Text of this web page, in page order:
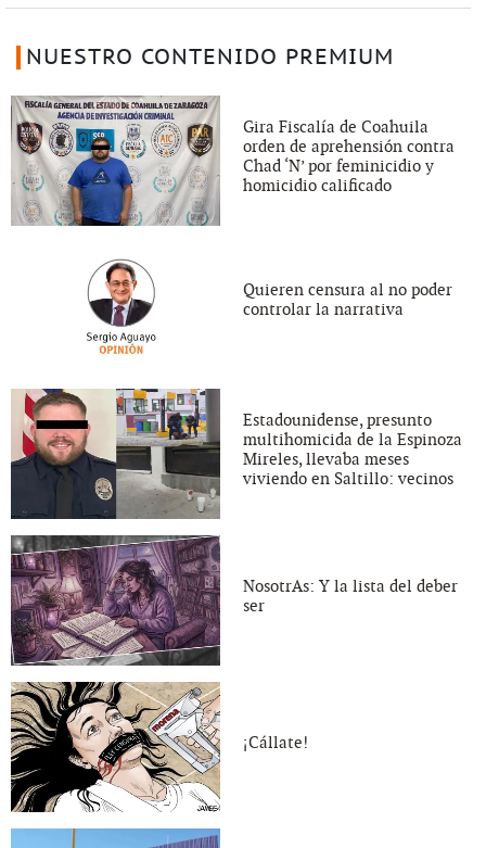
NUESTRO CONTENIDO PREMIUM
Gira Fiscalía de Coahuila
orden de aprehensión contra
Chad ‘N’ por feminicidio y
homicidio calificado
Quieren censura al no poder
controlar la narrativa
Estadounidense, presunto
multihomicida de la Espinoza
Mireles, llevaba meses
viviendo en Saltillo: vecinos
NosotrAs: Y la lista del deber
ser
¡Cállate!